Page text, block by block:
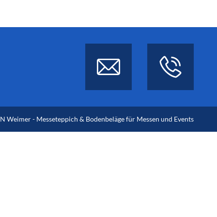
Weimer - Messeteppich & Bodenbeläge für Messen und Events